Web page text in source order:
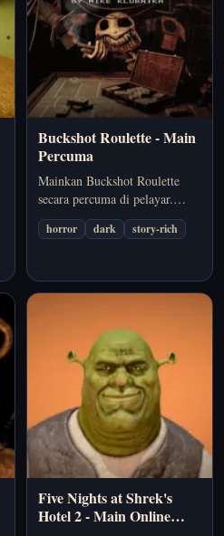
Buckshot Roulette - Main
Percuma
Mainkan Buckshot Roulette
secara percuma di pelayar.
Buckshot Roulette ialah game
seram pelayar yang
untuk terus hidup yang jelas.
horror dark story-rich
Five Nights at Shrek's
Hotel 2 - Main Online